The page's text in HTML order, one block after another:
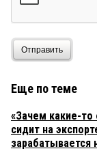
Отправить
Еще по теме
«Зачем какие-
сидит на
зарабатывается